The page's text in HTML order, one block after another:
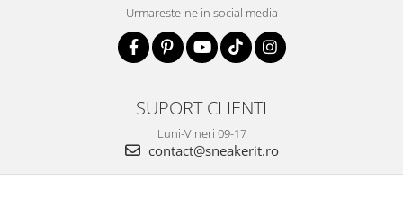
Urmareste-ne in social media
SUPORT CLIENTI
Luni-Vineri 09-17
contact@sneakerit.ro